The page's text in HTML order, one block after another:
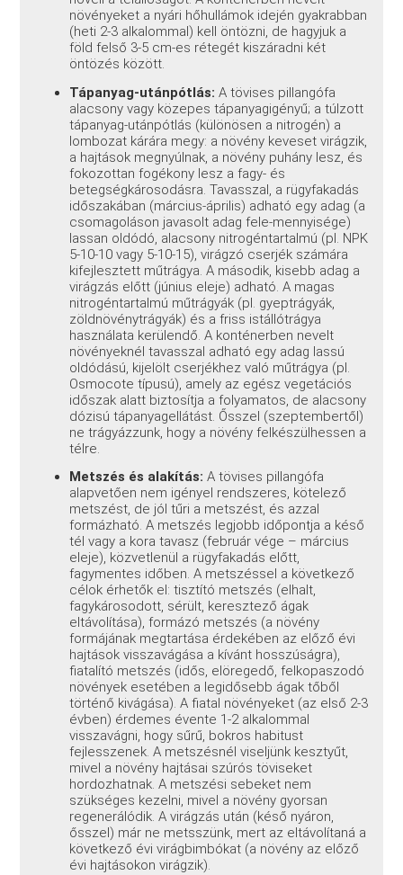
növényeket a nyári hőhullámok idején gyakrabban
(heti 2-3 alkalommal) kell öntözni, de hagyjuk a
föld felső 3-5 cm-es rétegét kiszáradni két
öntözés között.
Tápanyag-utánpótlás: A tövises pillangófa
alacsony vagy közepes tápanyagigényű; a túlzott
tápanyag-utánpótlás (különösen a nitrogén) a
lombozat kárára megy: a növény keveset virágzik,
a hajtások megnyúlnak, a növény puhány lesz, és
fokozottan fogékony lesz a fagy- és
betegségkárosodásra. Tavasszal, a rügyfakadás
időszakában (március-április) adható egy adag (a
csomagoláson javasolt adag fele-mennyisége)
lassan oldódó, alacsony nitrogéntartalmú (pl. NPK
5-10-10 vagy 5-10-15), virágzó cserjék számára
kifejlesztett műtrágya. A második, kisebb adag a
virágzás előtt (június eleje) adható. A magas
nitrogéntartalmú műtrágyák (pl. gyeptrágyák,
zöldnövénytrágyák) és a friss istállótrágya
használata kerülendő. A konténerben nevelt
növényeknél tavasszal adható egy adag lassú
oldódású, kijelölt cserjékhez való műtrágya (pl.
Osmocote típusú), amely az egész vegetációs
időszak alatt biztosítja a folyamatos, de alacsony
dózisú tápanyagellátást. Ősszel (szeptembertől)
ne trágyázzunk, hogy a növény felkészülhessen a
télre.
Metszés és alakítás: A tövises pillangófa
alapvetően nem igényel rendszeres, kötelező
metszést, de jól tűri a metszést, és azzal
formázható. A metszés legjobb időpontja a késő
tél vagy a kora tavasz (február vége – március
eleje), közvetlenül a rügyfakadás előtt,
fagymentes időben. A metszéssel a következő
célok érhetők el: tisztító metszés (elhalt,
fagykárosodott, sérült, keresztező ágak
eltávolítása), formázó metszés (a növény
formájának megtartása érdekében az előző évi
hajtások visszavágása a kívánt hosszúságra),
fiatalító metszés (idős, elöregedő, felkopaszodó
növények esetében a legidősebb ágak tőből
történő kivágása). A fiatal növényeket (az első 2-3
évben) érdemes évente 1-2 alkalommal
visszavágni, hogy sűrű, bokros habitust
fejlesszenek. A metszésnél viseljünk kesztyűt,
mivel a növény hajtásai szúrós töviseket
hordozhatnak. A metszési sebeket nem
szükséges kezelni, mivel a növény gyorsan
regenerálódik. A virágzás után (késő nyáron,
ősszel) már ne metsszünk, mert az eltávolítaná a
következő évi virágbimbókat (a növény az előző
évi hajtásokon virágzik).